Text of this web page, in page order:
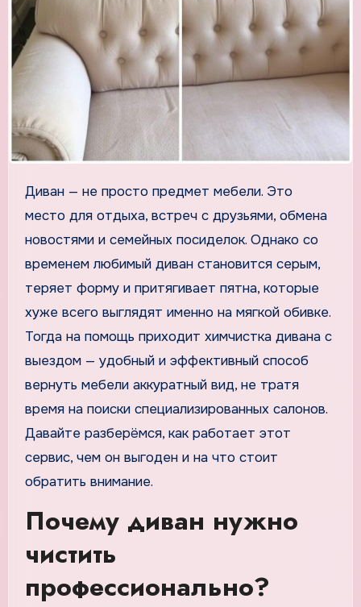
Диван — не просто предмет мебели. Это
место для отдыха, встреч с друзьями, обмена
новостями и семейных посиделок. Однако со
временем любимый диван становится серым,
теряет форму и притягивает пятна, которые
хуже всего выглядят именно на мягкой обивке.
Тогда на помощь приходит химчистка дивана с
выездом — удобный и эффективный способ
вернуть мебели аккуратный вид, не тратя
время на поиски специализированных салонов.
Давайте разберёмся, как работает этот
сервис, чем он выгоден и на что стоит
обратить внимание.
Почему диван нужно
чистить
профессионально?